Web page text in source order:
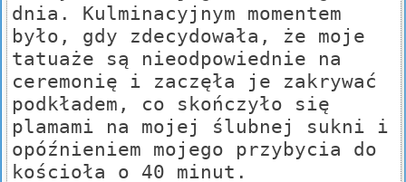
dnia. Kulminacyjnym momentem
było, gdy zdecydowała, że moje
tatuaże są nieodpowiednie na
ceremonię i zaczęła je zakrywać
podkładem, co skończyło się
plamami na mojej ślubnej sukni i
opóźnieniem mojego przybycia do
kościoła o 40 minut.